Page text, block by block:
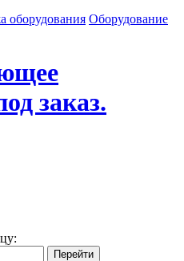
оборудования Оборудование
заказ.